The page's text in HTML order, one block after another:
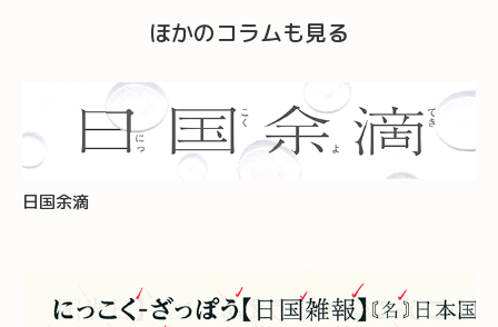
ほかのコラムも見る
日国余滴